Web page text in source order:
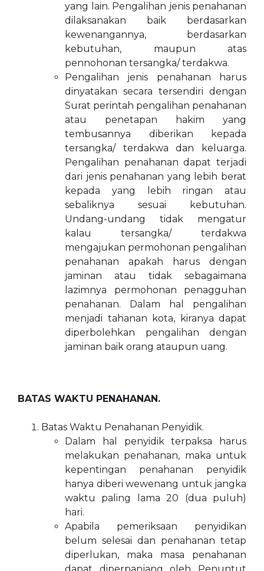
yang lain. Pengalihan jenis penahanan
dilaksanakan baik berdasarkan
kewenangannya, berdasarkan
kebutuhan, maupun atas
pennohonan tersangka/ terdakwa.
Pengalihan jenis penahanan harus
dinyatakan secara tersendiri dengan
Surat perintah pengalihan penahanan
atau penetapan hakim yang
tembusannya diberikan kepada
tersangka/ terdakwa dan keluarga.
Pengalihan penahanan dapat terjadi
dari jenis penahanan yang lebih berat
kepada yang lebih ringan atau
sebaliknya sesuai kebutuhan.
Undang-undang tidak mengatur
kalau tersangka/ terdakwa
mengajukan permohonan pengalihan
penahanan apakah harus dengan
jaminan atau tidak sebagaimana
lazimnya permohonan penagguhan
penahanan. Dalam hal pengalihan
menjadi tahanan kota, kiranya dapat
diperbolehkan pengalihan dengan
jaminan baik orang ataupun uang.
BATAS WAKTU PENAHANAN.
Batas Waktu Penahanan Penyidik.
Dalam hal penyidik terpaksa harus
melakukan penahanan, maka untuk
kepentingan penahanan penyidik
hanya diberi wewenang untuk jangka
waktu paling lama 20 (dua puluh)
hari.
Apabila pemeriksaan penyidikan
belum selesai dan penahanan tetap
diperlukan, maka masa penahanan